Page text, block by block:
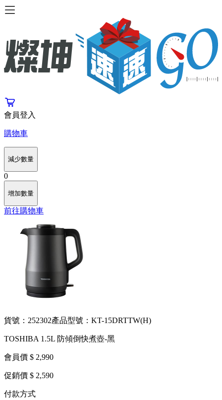
會員登入
購物車
減少數量
0
增加數量
前往購物車
貨號：252302產品型號：KT-15DRTTW(H)
TOSHIBA 1.5L 防傾倒快煮壺-黑
會員價 $ 2,990
促銷價 $ 2,590
付款方式